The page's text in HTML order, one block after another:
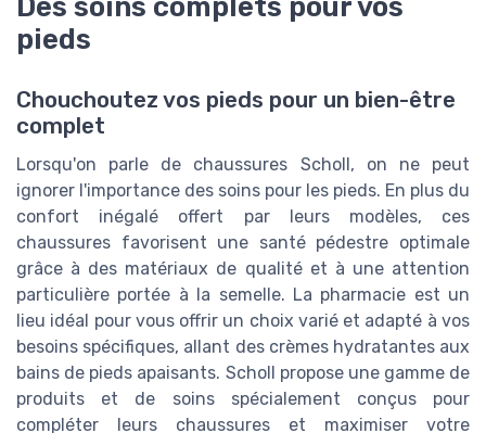
Des soins complets pour vos
pieds
Chouchoutez vos pieds pour un bien-être
complet
Lorsqu'on parle de chaussures Scholl, on ne peut
ignorer l'importance des soins pour les pieds. En plus du
confort inégalé offert par leurs modèles, ces
chaussures favorisent une santé pédestre optimale
grâce à des matériaux de qualité et à une attention
particulière portée à la semelle. La pharmacie est un
lieu idéal pour vous offrir un choix varié et adapté à vos
besoins spécifiques, allant des crèmes hydratantes aux
bains de pieds apaisants. Scholl propose une gamme de
produits et de soins spécialement conçus pour
compléter leurs chaussures et maximiser votre